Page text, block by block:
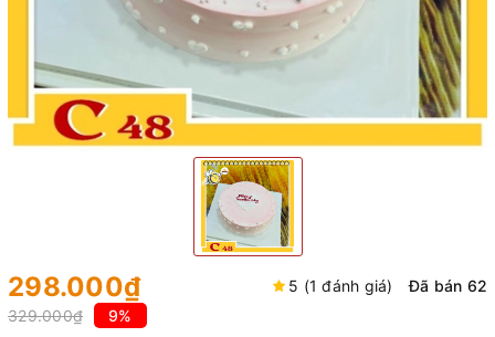
298.000₫
329.000₫ 9%
5 (1 đánh giá) Đã bán 62